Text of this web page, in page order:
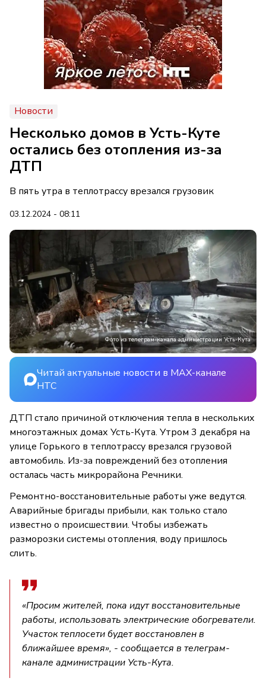
Новости
Несколько домов в Усть-Куте
остались без отопления из-за
ДТП
В пять утра в теплотрассу врезался грузовик
03.12.2024 - 08:11
Фото из телеграм-канала администрации Усть-Кута
Читай актуальные новости в MAX-канале
НТС
ДТП стало причиной отключения тепла в нескольких
многоэтажных домах Усть-Кута. Утром 3 декабря на
улице Горького в теплотрассу врезался грузовой
автомобиль. Из-за повреждений без отопления
осталась часть микрорайона Речники.
Ремонтно-восстановительные работы уже ведутся.
Аварийные бригады прибыли, как только стало
известно о происшествии. Чтобы избежать
разморозки системы отопления, воду пришлось
слить.
«Просим жителей, пока идут восстановительные
работы, использовать электрические обогреватели.
Участок теплосети будет восстановлен в
ближайшее время», - сообщается в телеграм-
канале администрации Усть-Кута.